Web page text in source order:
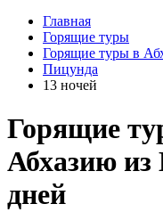
Главная
Горящие туры
Горящие туры в
Пицунда
13 ночей
Горящие
Абхазию
дней